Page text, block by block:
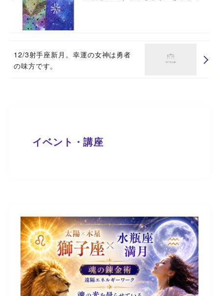
12/3射手座新月。幸運の女神は勇者
の味方です。
イベント・講座